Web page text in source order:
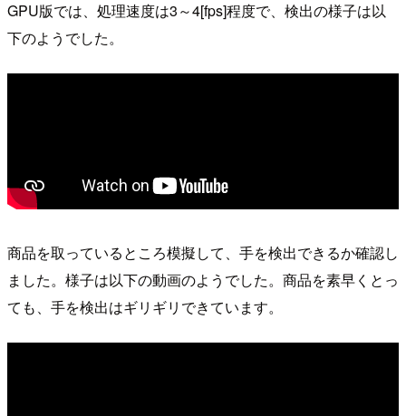
GPU版では、処理速度は3～4[fps]程度で、検出の様子は以
下のようでした。
商品を取っているところ模擬して、手を検出できるか確認し
ました。様子は以下の動画のようでした。商品を素早くとっ
ても、手を検出はギリギリできています。